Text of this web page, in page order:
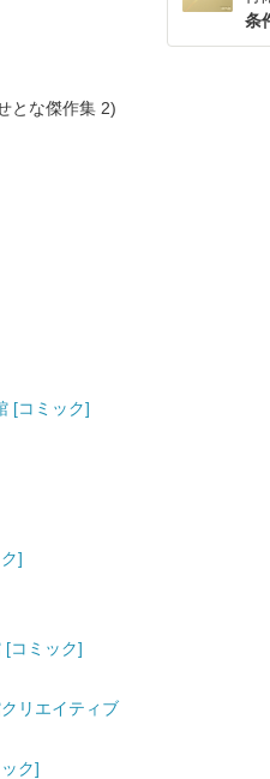
条
とな傑作集 2)
[コミック]
]
[コミック]
リエイティブ
ク]